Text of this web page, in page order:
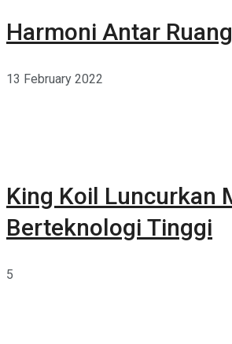
Harmoni Antar Ruang
13 February 2022
King Koil Luncurkan
Berteknologi Tinggi
5